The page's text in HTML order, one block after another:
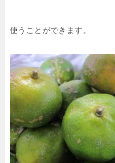
使うことができます。